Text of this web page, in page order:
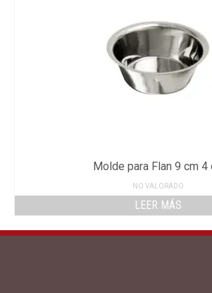
Molde para Flan 9 cm 4
NO VALORADO
LEER MÁS